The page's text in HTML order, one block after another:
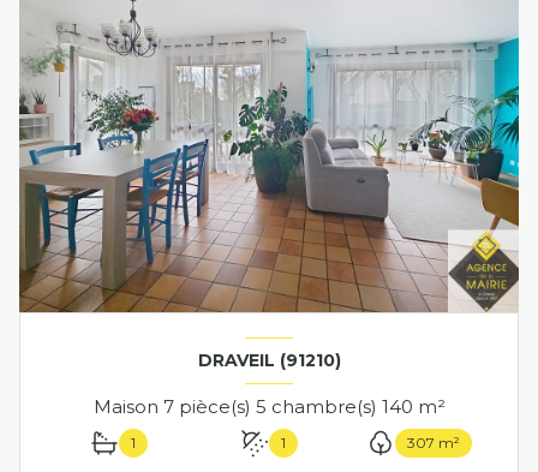
DRAVEIL (91210)
Maison 7 pièce(s) 5 chambre(s) 140 m²
1 1 307 m²